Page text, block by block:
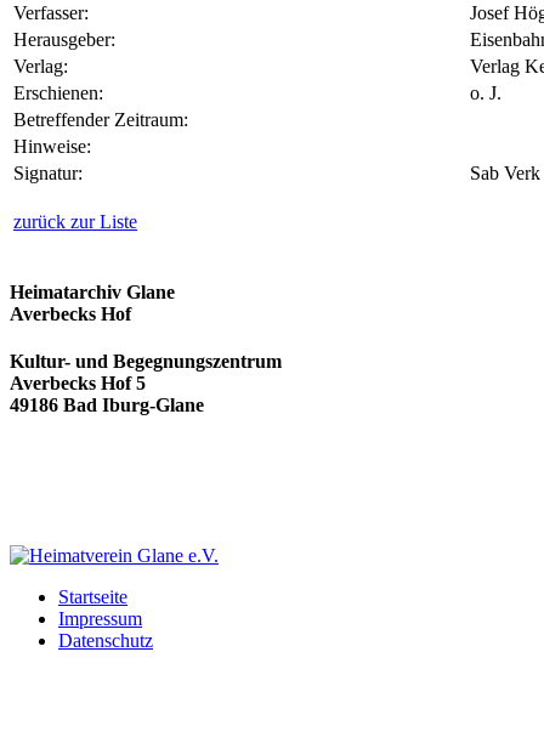
Verfasser:
Josef
Herausgeber:
Verlag:
Verlag
Erschienen:
o. J.
Betreffender Zeitraum:
Hinweise:
Signatur:
Sab
zurück zur Liste
Heimatarchiv Glane
Averbecks Hof
Kultur- und Begegnungszentrum
Averbecks Hof 5
49186 Bad Iburg-Glane
Startseite
Impressum
Datenschutz